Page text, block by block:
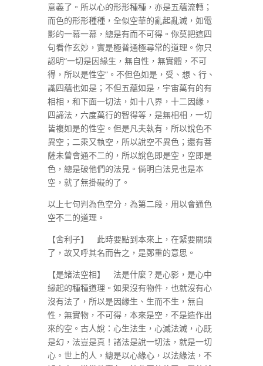
意義了。所以心的形形種種，亦是五蘊流轉；
而色的形形種種，全似空華的亂起亂滅，如電
影的一幕一幕，總是有而不可得。你莫把這四
句看作玄妙，實是極普通極尋常的道理。你只
認明“一切是因緣生，無自性，無實體，不可
得，所以是性空”。不但色如是，受、想、行、
識四蘊也如是；不但五蘊如是，宇宙萬有的有
相相，和下面一切法，如十八界，十二因緣，
四諦法，六度萬行的智得等，是無相相，一切
皆複如是的性空。但是凡夫執有，所以說色不
異空；二乘又執空，所以說空不異色；還有菩
薩未曾會通不二的，所以說色即是空，空即是
色，總是破他們的法見。倘明白法見也是本
空，就了無掛礙的了。
以上七句判為色空分，為第二段，用以會通色
空不二的道理。
【舍利子】 此時要點到本來上，在緊要關頭
了，故又呼其名而告之，是鄭重的意思。
【是諸法空相】 法是什麼？是心影，是心中
緣起的種種道理。如果沒有物件，也就沒有心
沒有法了，所以是因緣生、生而不生，無自
性，無實物，不可得，本來是空，不是造作出
來的空。古人說：心生法生，心滅法滅，心既
是幻，法豈是真！諸法是說一切法，就是一切
心。世上的人，總是以心緣心，以法緣法，不